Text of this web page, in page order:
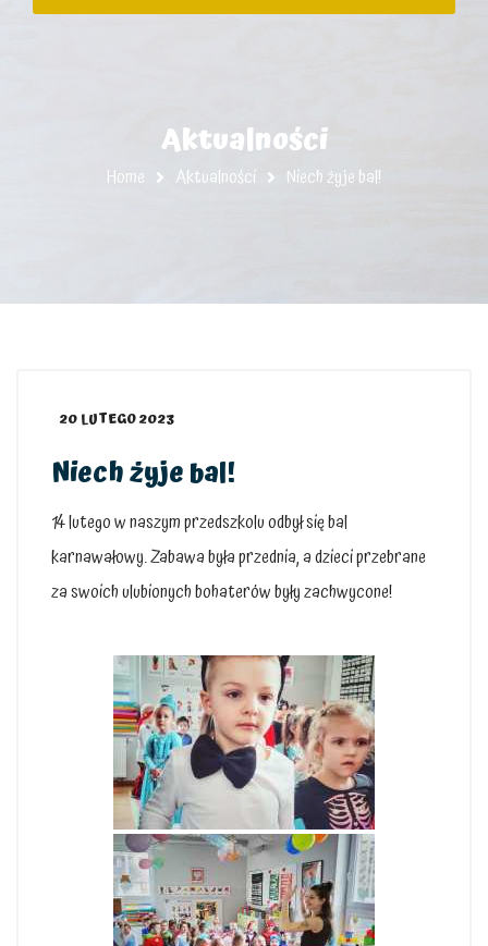
Aktualności
Home Aktualności Niech żyje bal!
20 LUTEGO 2023
Niech żyje bal!
14 lutego w naszym przedszkolu odbył się bal
karnawałowy. Zabawa była przednia, a dzieci przebrane
za swoich ulubionych bohaterów były zachwycone!